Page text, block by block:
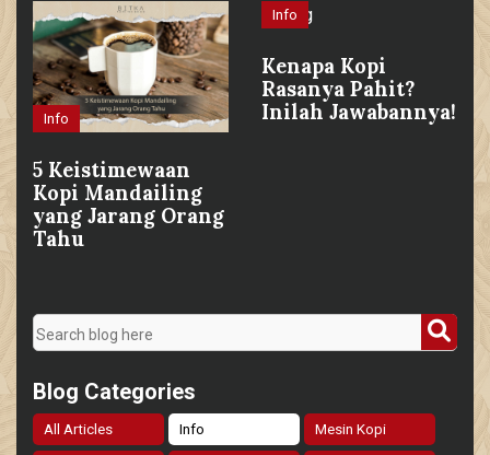
Info
5 Keistimewaan
Kopi Mandailing
yang Jarang Orang
Tahu
Info
Kenapa Kopi
Rasanya Pahit?
Inilah Jawabannya!
Blog Categories
All Articles Info Mesin Kopi